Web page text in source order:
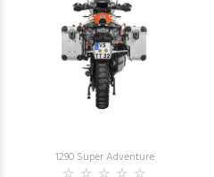
1290 Super Adventure